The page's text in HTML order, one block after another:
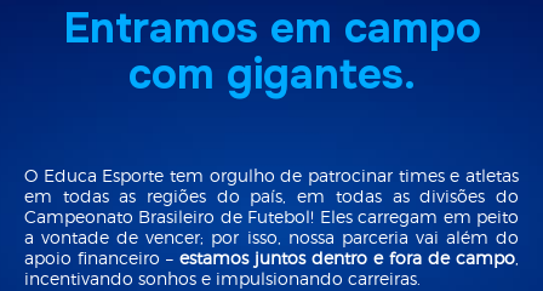
Entramos em campo
com gigantes.
O Educa Esporte tem orgulho de patrocinar times e atletas
em todas as regiões do país, em todas as divisões do
Campeonato Brasileiro de Futebol! Eles carregam em peito
a vontade de vencer; por isso, nossa parceria vai além do
apoio financeiro – estamos juntos dentro e fora de campo,
incentivando sonhos e impulsionando carreiras.